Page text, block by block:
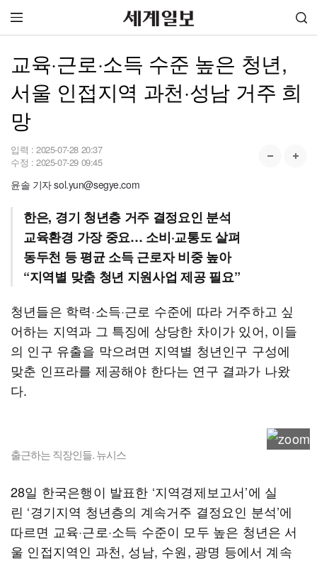
교육·근로·소득 수준 높은 청년,
서울 인접지역 과천·성남 거주 희
망
입력 : 2025-07-28 20:37
수정 : 2025-07-29 09:45
윤솔 기자 sol.yun@segye.com
한은, 경기 청년층 거주 결정요인 분석
교육환경 가장 중요… 소비·교통도 살펴
동두천 등 평균 소득 근로자 비중 높아
“지역별 맞춤 청년 지원사업 제공 필요”
청년들은 학력·소득·근로 수준에 따라 거주하고 싶
어하는 지역과 그 특징에 상당한 차이가 있어, 이들
의 인구 유출을 막으려면 지역별 청년인구 구성에
맞춘 인프라를 제공해야 한다는 연구 결과가 나왔
다.
출근하는 직장인들. 뉴시스
28일 한국은행이 발표한 ‘지역경제보고서’에 실
린 ‘경기지역 청년층의 계속거주 결정요인 분석’에
따르면 교육·근로·소득 수준이 모두 높은 청년은 서
울 인접지역인 과천, 성남, 수원, 광명 등에서 계속